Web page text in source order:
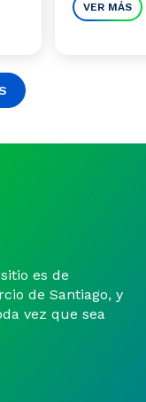
VER MÁS
es de
de Santiago, y
vez que sea